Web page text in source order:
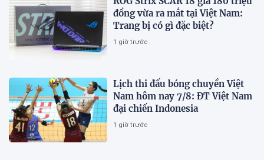
đồng vừa ra mắt tại Việt Nam:
Trang bị có gì đặc biệt?
1 giờ trước
Lịch thi đấu bóng chuyền Việt
Nam hôm nay 7/8: ĐT Việt Nam
đại chiến Indonesia
1 giờ trước